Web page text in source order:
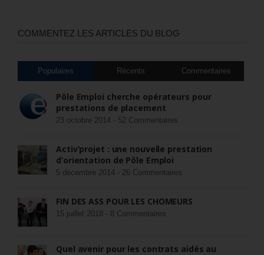
COMMENTEZ LES ARTICLES DU BLOG
Populaires Récents Commentaires
Pôle Emploi cherche opérateurs pour
prestations de placement
23 octobre 2014 - 52 Commentaires
Activ’projet : une nouvelle prestation
d’orientation de Pôle Emploi
5 décembre 2014 - 26 Commentaires
FIN DES ASS POUR LES CHÔMEURS
15 juillet 2018 - 8 Commentaires
Quel avenir pour les contrats aidés au